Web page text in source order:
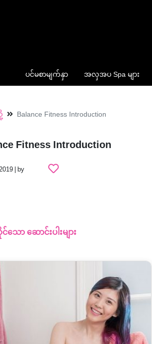
ပင်မစာမျက်နှာ အလှအပ Spa များ
Balance Fitness Introduction
Fitness Introduction
| by
ာ ဆောင်းပါးများ